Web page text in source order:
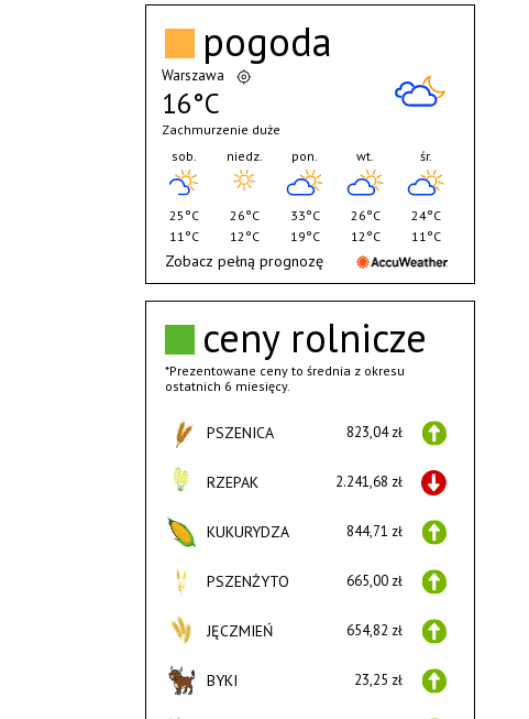
ceny rolnicze
*Prezentowane ceny to średnia z okresu
ostatnich 6 miesięcy.
PSZENICA 823,04 zł
RZEPAK 2.241,68 zł
KUKURYDZA 844,71 zł
PSZENŻYTO 665,00 zł
JĘCZMIEŃ 654,82 zł
BYKI 23,25 zł
pogoda
Warszawa
16°C
Zachmurzenie duże
sob.
25°C
11°C
niedz.
26°C
12°C
pon.
33°C
19°C
wt.
26°C
12°C
śr.
24°C
11°C
Zobacz pełną prognozę